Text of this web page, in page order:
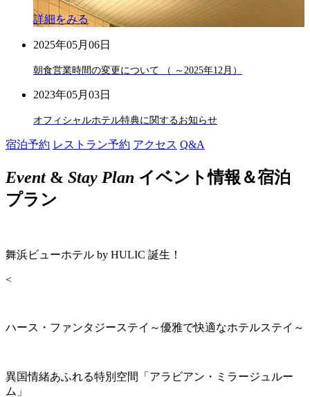
詳細をみる
2025年05月06日
朝食営業時間の変更について （ ～2025年12月）
2023年05月03日
オフィシャルホテル特典に関するお知らせ
宿泊予約 レストラン予約 アクセス Q&A
Event& Stay Plan イベント情報＆宿泊
プラン
舞浜ビューホテル by HULIC 誕生！
<
ハース・ファンタジーステイ～優雅で快適なホテルステイ～
異国情緒あふれる特別空間「アラビアン・ミラージュルー
ム」